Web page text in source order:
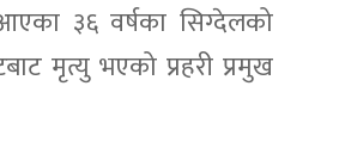
३६ वर्षका सिग्देलको
मृत्यु भएको प्रहरी प्रमुख